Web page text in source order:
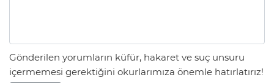
Gönderilen yorumların küfür, hakaret ve suç unsuru
içermemesi gerektiğini okurlarımıza önemle hatırlatırız!